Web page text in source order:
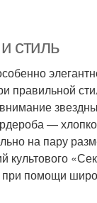
стиль
—
на пару
культового
при помощи